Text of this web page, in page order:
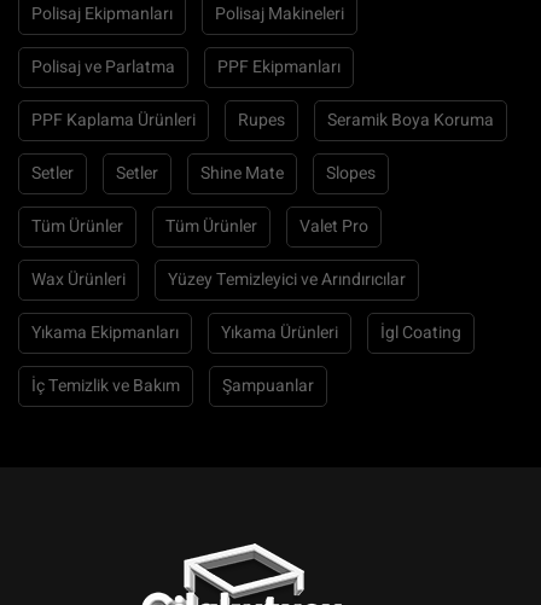
Polisaj Ekipmanları Polisaj Makineleri
Polisaj ve Parlatma PPF Ekipmanları
PPF Kaplama Ürünleri Rupes Seramik Boya Koruma
Setler Setler Shine Mate Slopes
Tüm Ürünler Tüm Ürünler Valet Pro
Wax Ürünleri Yüzey Temizleyici ve Arındırıcılar
Yıkama Ekipmanları Yıkama Ürünleri İgl Coating
İç Temizlik ve Bakım Şampuanlar